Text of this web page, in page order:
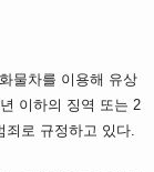
물차를 이용해 유상
이하의 징역 또는 2
죄로 규정하고 있다.